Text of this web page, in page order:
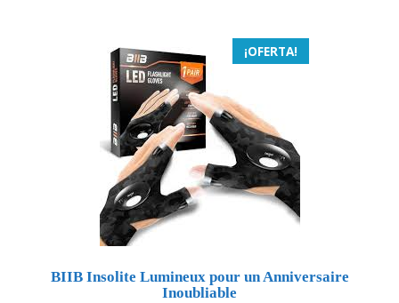
¡OFERTA!
BIIB Insolite Lumineux pour un Anniversaire
Inoubliable